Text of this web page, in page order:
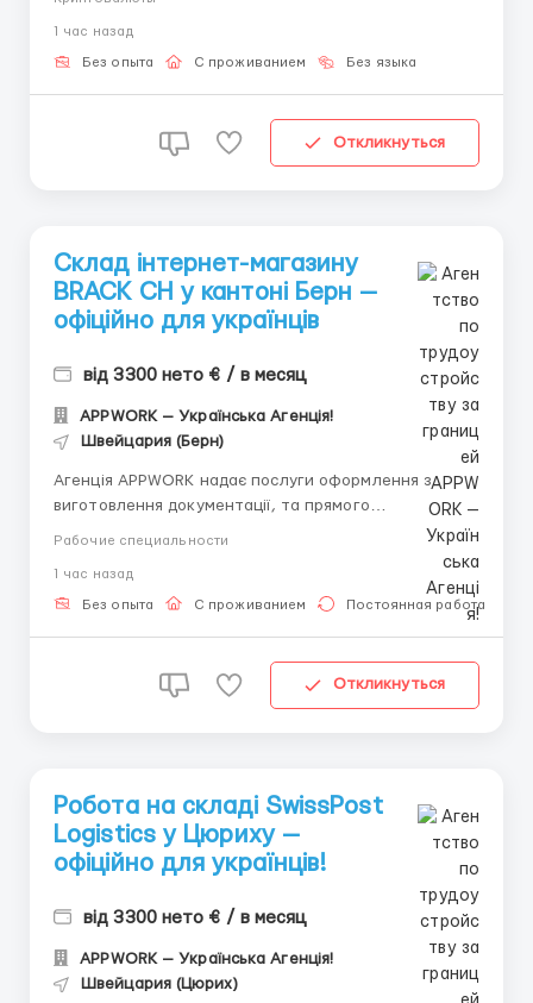
работу: Получаете чёткие сигналы на сделки.
Следуете рекомендациям без глубокого анализа.
1 час назад
Без опыта С проживанием Без языка
Откликнуться
Склад інтернет-магазину
BRACK CH у кантоні Берн —
офіційно для українців
від 3300 нето € / в месяц
APPWORK — Українська Агенція!
Швейцария (Берн)
Агенція APPWORK надає послуги оформлення з
виготовлення документації, та прямого
працевлаштування з роботодавцем для
онлайн: Спеціаліст: Денис Бойко Телефон для
консультацій \ для підбору вакансій: +48 889 248
Рабочие специальности
1 час назад
Без опыта С проживанием Постоянная работа
Откликнуться
Робота на складі SwissPost
Logistics у Цюриху —
офіційно для українців!
від 3300 нето € / в месяц
APPWORK — Українська Агенція!
Швейцария (Цюрих)